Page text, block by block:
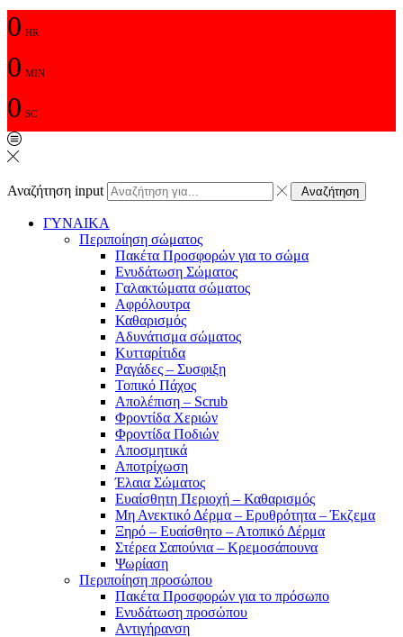
0 HR
0 MIN
0 SC
Αναζήτηση input Αναζήτηση
ΓΥΝΑΙΚΑ
Περιποίηση σώματος
Πακέτα Προσφορών για το σώμα
Ενυδάτωση Σώματος
Γαλακτώματα σώματος
Αφρόλουτρα
Καθαρισμός
Αδυνάτισμα σώματος
Κυτταρίτιδα
Ραγάδες – Συσφιξη
Τοπικό Πάχος
Απολέπιση – Scrub
Φροντίδα Χεριών
Φροντίδα Ποδιών
Αποσμητικά
Αποτρίχωση
Έλαια Σώματος
Ευαίσθητη Περιοχή – Καθαρισμός
Μη Ανεκτικό Δέρμα – Ερυθρότητα – Έκζεμα
Ξηρό – Ευαίσθητο – Ατοπικό Δέρμα
Στέρεα Σαπούνια – Κρεμοσάπουνα
Ψωρίαση
Περιποίηση προσώπου
Πακέτα Προσφορών για το πρόσωπο
Ενυδάτωση προσώπου
Αντιγήρανση